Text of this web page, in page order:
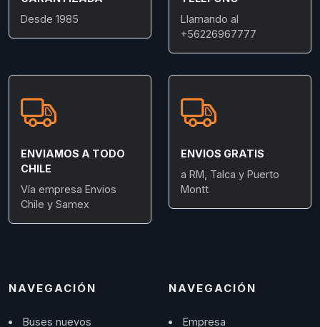
Desde 1985
Llamando al
+56226967777
ENVIAMOS A TODO
CHILE
Vía empresa Envios
Chile y Samex
ENVIOS GRATIS
a RM, Talca y Puerto
Montt
NAVEGACIÓN
Buses nuevos
NAVEGACIÓN
Empresa